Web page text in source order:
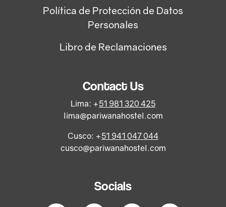
Política de Protección de Datos
Personales
Libro de Reclamaciones
Contact Us
Lima: +51 981 320 425
lima@pariwanahostel.com
Cusco: +51 941 047 044
cusco@pariwanahostel.com
Socials